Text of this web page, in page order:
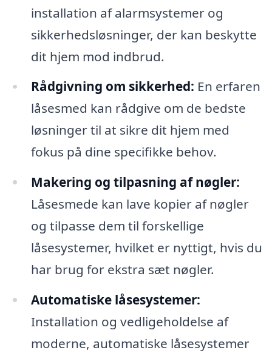
installation af alarmsystemer og
sikkerhedsløsninger, der kan beskytte
dit hjem mod indbrud.
Rådgivning om sikkerhed: En erfaren
låsesmed kan rådgive om de bedste
løsninger til at sikre dit hjem med
fokus på dine specifikke behov.
Makering og tilpasning af nøgler:
Låsesmede kan lave kopier af nøgler
og tilpasse dem til forskellige
låsesystemer, hvilket er nyttigt, hvis du
har brug for ekstra sæt nøgler.
Automatiske låsesystemer:
Installation og vedligeholdelse af
moderne, automatiske låsesystemer